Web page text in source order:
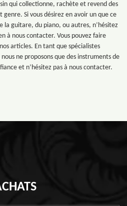
qui collectionne, rachète et revend des
Si vous désirez en avoir un que ce
la guitare, du piano, ou autres, n’hésitez
à nous contacter. Vous pouvez faire
articles. En tant que spécialistes
ne proposons que des instruments de
et n’hésitez pas à nous contacter.